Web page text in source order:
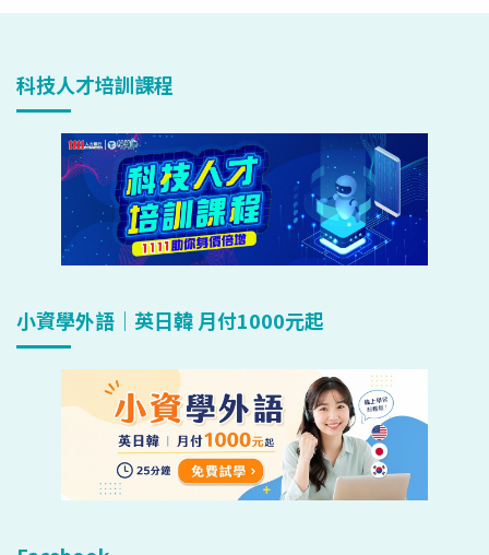
科技人才培訓課程
小資學外語｜英日韓 月付1000元起